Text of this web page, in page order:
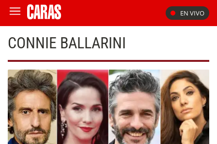
EN VIVO
CONNIE BALLARINI